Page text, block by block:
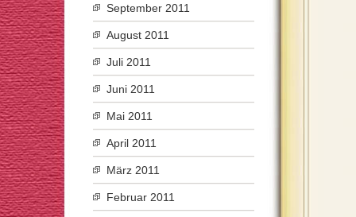
September 2011
August 2011
Juli 2011
Juni 2011
Mai 2011
April 2011
März 2011
Februar 2011